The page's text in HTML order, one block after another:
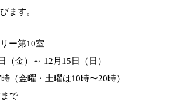
ます。
ー第10室
（金）～ 12月15日（日）
（金曜・土曜は10時〜20時）
で